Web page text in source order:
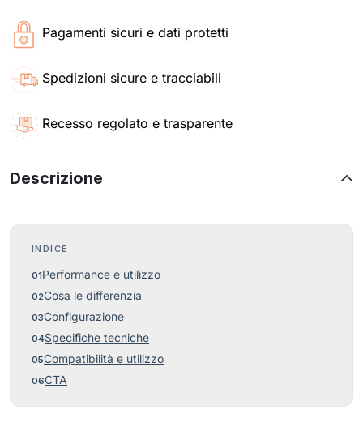
Pagamenti sicuri e dati protetti
Spedizioni sicure e tracciabili
Recesso regolato e trasparente
Descrizione
INDICE
Performance e utilizzo
Cosa le differenzia
Configurazione
Specifiche tecniche
Compatibilità e utilizzo
CTA